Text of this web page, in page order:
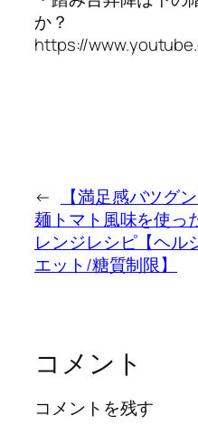
か？
https://
←
【満足感バツグ
麺トマト風味を使っ
レンジレシピ【ヘル
エット/糖質制限】
コメント
コメントを残す